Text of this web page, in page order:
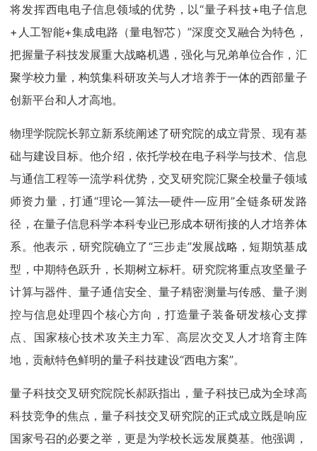
将发挥西电电子信息领域的优势，以“量子科技+电子信息
+人工智能+集成电路（量电智芯）”深度交叉融合为特色，
把握量子科技发展重大战略机遇，强化与兄弟单位合作，汇
聚学校力量，构筑集科研攻关与人才培养于一体的西部量子
创新平台和人才高地。
物理学院院长郭立新系统阐述了研究院的成立背景、现有基
础与建设目标。他介绍，依托学校在电子科学与技术、信息
与通信工程等一流学科优势，交叉研究院汇聚全校量子领域
师资力量，打通“理论—算法—硬件—应用”全链条研发路
径，在量子信息科学本科专业已形成本研衔接的人才培养体
系。他表示，研究院确立了“三步走”发展战略，短期筑基成
型，中期特色跃升，长期树立标杆。研究院将重点攻坚量子
计算与器件、量子通信安全、量子精密测量与传感、量子测
控与信息处理四个核心方向，打造量子装备研发核心支撑
点、国家核心技术攻关主力军、高层次交叉人才培育主阵
地，贡献特色鲜明的量子科技建设“西电方案”。
量子科技交叉研究院院长郝跃指出，量子科技已成为全球高
科技竞争的焦点，量子科技交叉研究院的正式成立既是响应
国家号召的必要之举，更是为学校长远发展奠基。他强调，